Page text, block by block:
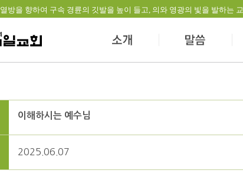
열방을 향하여 구속 경륜의 깃발을 높이 들고, 의와 영광의 빛을 발하는
이해하시는 예수님
2025.06.07